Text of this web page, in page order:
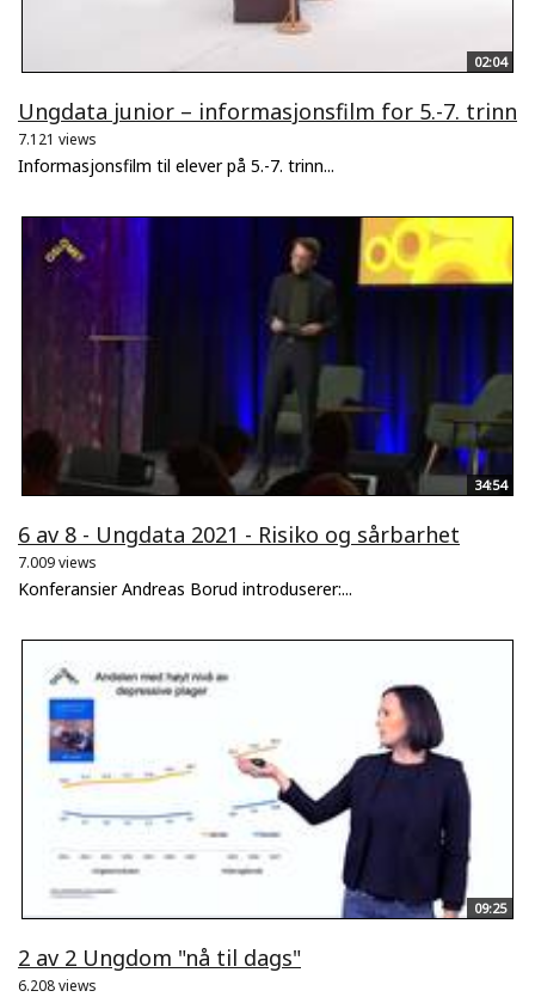
02:04
Ungdata junior – informasjonsfilm for 5.-7. trinn
7.121 views
Informasjonsfilm til elever på 5.-7. trinn...
34:54
6 av 8 - Ungdata 2021 - Risiko og sårbarhet
7.009 views
Konferansier Andreas Borud introduserer:...
09:25
2 av 2 Ungdom "nå til dags"
6.208 views